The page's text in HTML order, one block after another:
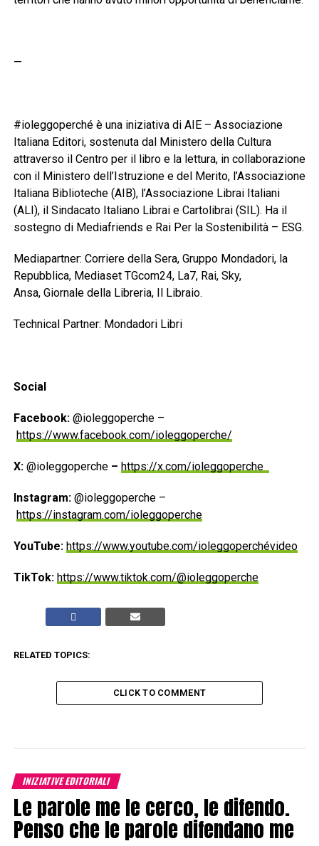
—
#ioleggoperché è una iniziativa di AIE – Associazione
Italiana Editori, sostenuta dal Ministero della Cultura
attraverso il Centro per il libro e la lettura, in collaborazione
con il Ministero dell’Istruzione e del Merito, l’Associazione
Italiana Biblioteche (AIB), l’Associazione Librai Italiani
(ALI), il Sindacato Italiano Librai e Cartolibrai (SIL). Ha il
sostegno di Mediafriends e Rai Per la Sostenibilità – ESG.
Mediapartner: Corriere della Sera, Gruppo Mondadori, la
Repubblica, Mediaset TGcom24, La7, Rai, Sky,
Ansa, Giornale della Libreria, Il Libraio.
Technical Partner: Mondadori Libri
Social
Facebook: @ioleggoperche –
https://www.facebook.com/ioleggoperche/
X: @ioleggoperche– https://x.com/ioleggoperche
Instagram: @ioleggoperche –
https://instagram.com/ioleggoperche
YouTube: https://www.youtube.com/ioleggoperchévideo
TikTok: https://www.tiktok.com/@ioleggoperche
RELATED TOPICS:
CLICK TO COMMENT
INIZIATIVE EDITORIALI
Le parole me le cerco, le difendo.
Penso che le parole difendano me